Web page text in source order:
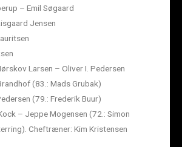
– Emil Søgaard
Jensen
Larsen – Oliver I. Pedersen
(83.: Mads Grubak)
(79.: Frederik Buur)
– Jeppe Mogensen (72.: Simon
Cheftræner: Kim Kristensen